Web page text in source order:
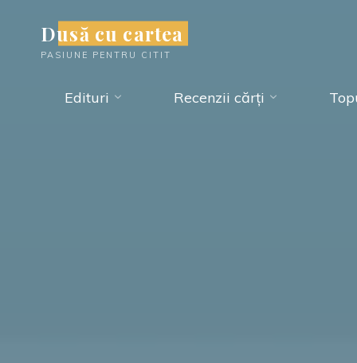
content
Dusă cu cartea
PASIUNE PENTRU CITIT
Edituri Recenzii cărți